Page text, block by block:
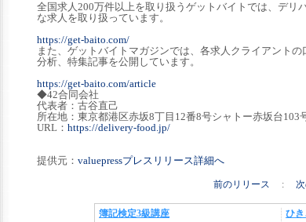
全国求人200万件以上を取り扱うゲットバイトでは、デリ
な求人を取り扱っています。
https://get-baito.com/
また、ゲットバイトマガジンでは、各求人クライアント
分析、特集記事を公開しています。
https://get-baito.com/article
◆42合同会社
代表者：古谷直己
所在地：東京都港区赤坂8丁目12番8号シャトー赤坂台103
URL： https://delivery-food.jp/
提供元： valuepressプレスリリース詳細へ
前のリリース :